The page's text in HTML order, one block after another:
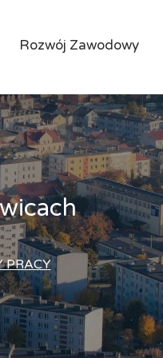
Rozwój Zawodowy
PRACY